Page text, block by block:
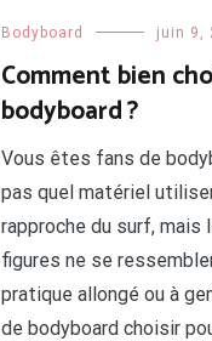
Bodyboard juin 9,
Comment bien
bodyboard ?
Vous êtes fans de
pas quel matériel
rapproche du surf, mais
figures ne se
pratique allongé ou à
de bodyboard choisir